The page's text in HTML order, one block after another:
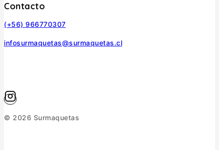
Contacto
(+56) 966770307
infosurmaquetas@surmaquetas.cl
© 2026 Surmaquetas